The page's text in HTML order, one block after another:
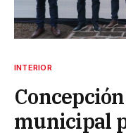
INTERIOR
municipal